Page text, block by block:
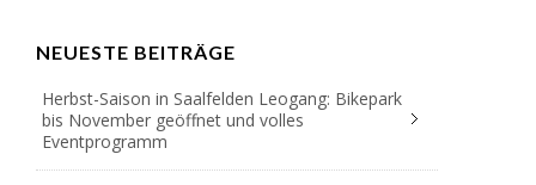
NEUESTE BEITRÄGE
Herbst-Saison in Saalfelden Leogang: Bikepark
bis November geöffnet und volles
Eventprogramm